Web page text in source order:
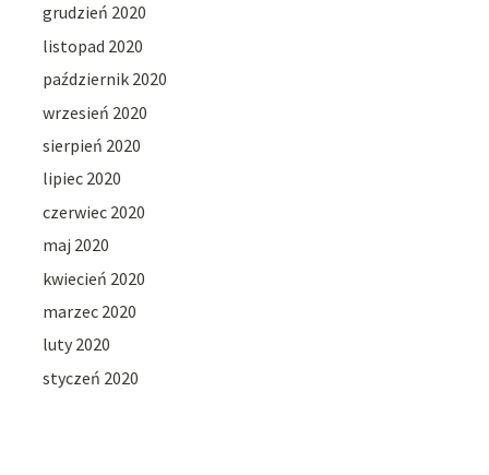
grudzień 2020
listopad 2020
październik 2020
wrzesień 2020
sierpień 2020
lipiec 2020
czerwiec 2020
maj 2020
kwiecień 2020
marzec 2020
luty 2020
styczeń 2020